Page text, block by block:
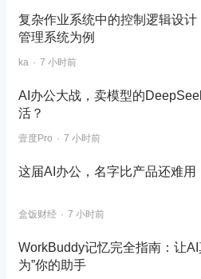
复杂作业系统中的控制逻辑设计
管理系统为例
ka 7 小时前
AI办公大战，卖模型的
活？
壹度Pro 7 小时前
这届AI办公，名字比产品还难用
盒饭财经 7 小时前
WorkBuddy记忆完全指南：让
为”你的助手